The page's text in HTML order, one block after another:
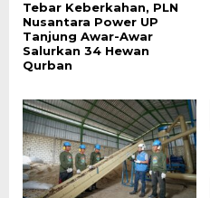
Tebar Keberkahan, PLN
Nusantara Power UP
Tanjung Awar-Awar
Salurkan 34 Hewan
Qurban